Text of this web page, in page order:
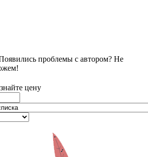
проблемы с автором? Не
цену